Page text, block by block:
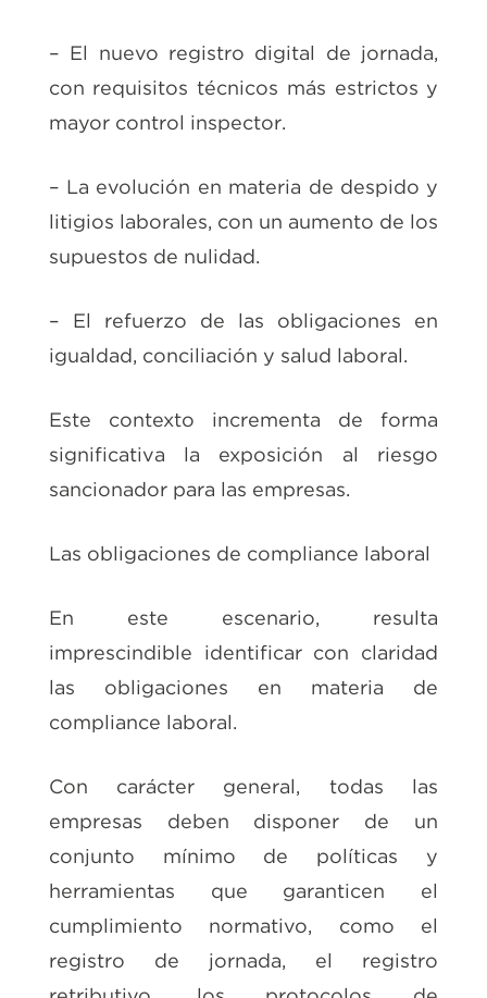
– El nuevo registro digital de jornada,
con requisitos técnicos más estrictos y
mayor control inspector.
– La evolución en materia de despido y
litigios laborales, con un aumento de los
supuestos de nulidad.
– El refuerzo de las obligaciones en
igualdad, conciliación y salud laboral.
Este contexto incrementa de forma
significativa la exposición al riesgo
sancionador para las empresas.
Las obligaciones de compliance laboral
En este escenario, resulta
imprescindible identificar con claridad
las obligaciones en materia de
compliance laboral.
Con carácter general, todas las
empresas deben disponer de un
conjunto mínimo de políticas y
herramientas que garanticen el
cumplimiento normativo, como el
registro de jornada, el registro